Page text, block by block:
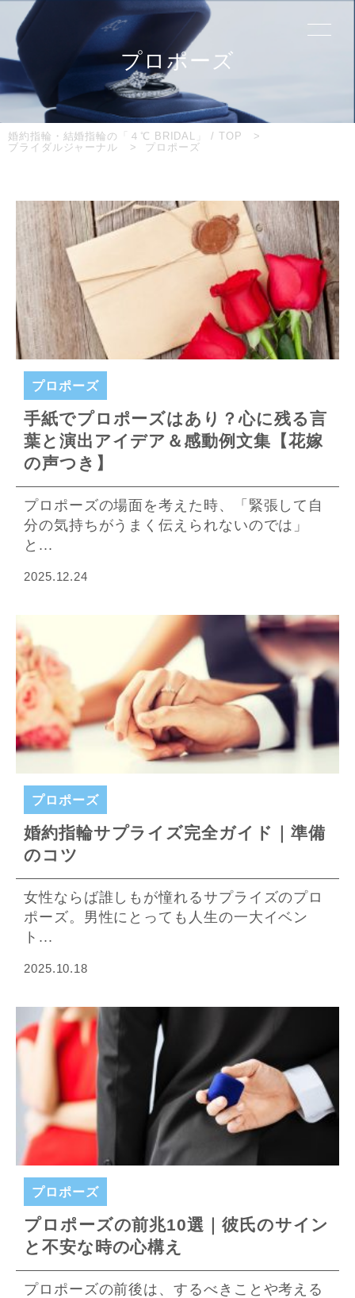
プロポーズ
婚約指輪・結婚指輪の「４℃ BRIDAL」 / TOP
ブライダルジャーナル
プロポーズ
プロポーズ
手紙でプロポーズはあり？心に残る言
葉と演出アイデア＆感動例文集【花嫁
の声つき】
プロポーズの場面を考えた時、「緊張して自
分の気持ちがうまく伝えられないのでは」
と...
2025.12.24
プロポーズ
婚約指輪サプライズ完全ガイド｜準備
のコツ
女性ならば誰しもが憧れるサプライズのプロ
ポーズ。男性にとっても人生の一大イベン
ト...
2025.10.18
プロポーズ
プロポーズの前兆10選｜彼氏のサイン
と不安な時の心構え
プロポーズの前後は、するべきことや考える